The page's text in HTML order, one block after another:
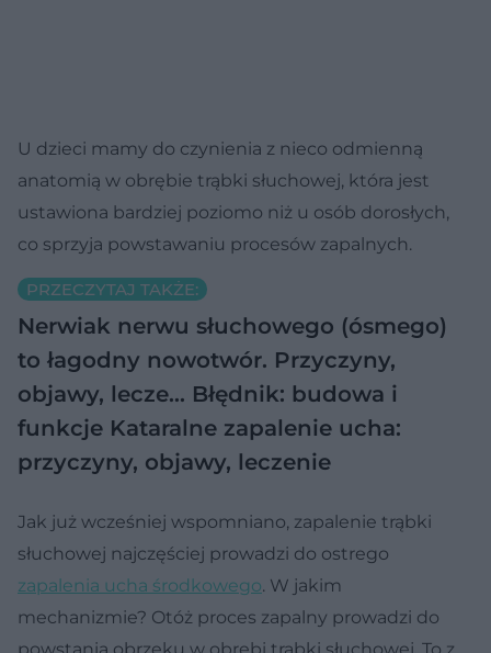
U dzieci mamy do czynienia z nieco odmienną
anatomią w obrębie trąbki słuchowej, która jest
ustawiona bardziej poziomo niż u osób dorosłych,
co sprzyja powstawaniu procesów zapalnych.
PRZECZYTAJ TAKŻE:
Nerwiak nerwu słuchowego (ósmego)
to łagodny nowotwór. Przyczyny,
objawy, lecze… Błędnik: budowa i
funkcje Kataralne zapalenie ucha:
przyczyny, objawy, leczenie
Jak już wcześniej wspomniano, zapalenie trąbki
słuchowej najczęściej prowadzi do ostrego
zapalenia ucha środkowego. W jakim
mechanizmie? Otóż proces zapalny prowadzi do
powstania obrzęku w obrębi trąbki słuchowej. To z